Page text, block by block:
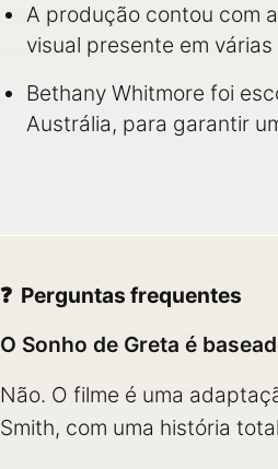
A produção contou com
visual presente em várias
Bethany Whitmore foi
Austrália, para garantir
Perguntas frequentes
O Sonho de Greta é
Não. O filme é uma
Smith, com uma história